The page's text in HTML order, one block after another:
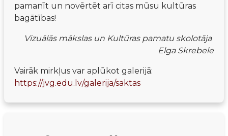
pamanīt un novērtēt arī citas mūsu kultūras
bagātības!
Vizuālās mākslas un Kultūras pamatu skolotāja
Elga Skrebele
https://jvg.edu.lv/galerija/saktas